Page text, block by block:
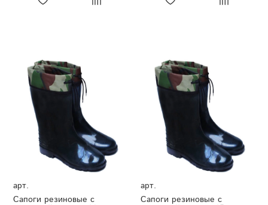
арт.
Сапоги резиновые с
арт.
Сапоги резиновые с